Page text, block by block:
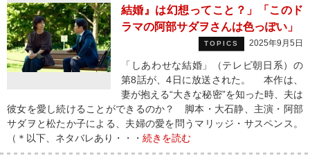
結婚』は幻想ってこと？」「このド
ラマの阿部サダヲさんは色っぽい」
TOPICS 2025年9月5日
「しあわせな結婚」（テレビ朝日系）の
第8話が、4日に放送された。 本作は、
妻が抱える“大きな秘密”を知った時、夫は
彼女を愛し続けることができるのか？ 脚本・大石静、主演・阿部
サダヲと松たか子による、夫婦の愛を問うマリッジ・サスペンス。
（＊以下、ネタバレあり・・・ 続きを読む